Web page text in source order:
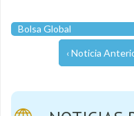
Bolsa Global
‹ Noticia